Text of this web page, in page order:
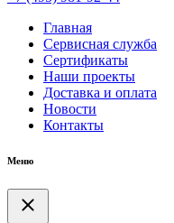
Главная
Сервисная служба
Сертификаты
Наши проекты
Доставка и оплата
Новости
Контакты
Меню